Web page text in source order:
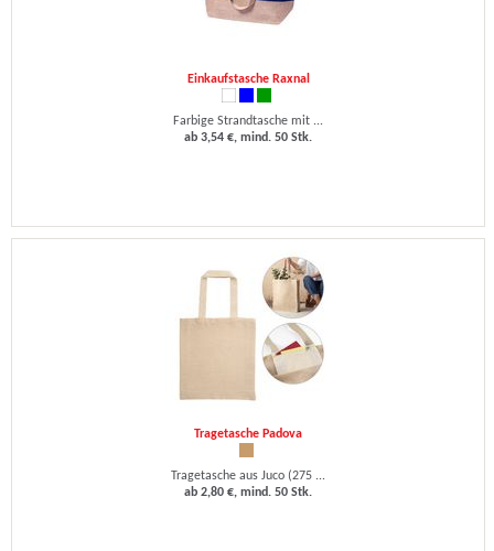
Einkaufstasche Raxnal
Farbige Strandtasche mit ...
ab 3,54 €, mind. 50 Stk.
Tragetasche Padova
Tragetasche aus Juco (275 ...
ab 2,80 €, mind. 50 Stk.